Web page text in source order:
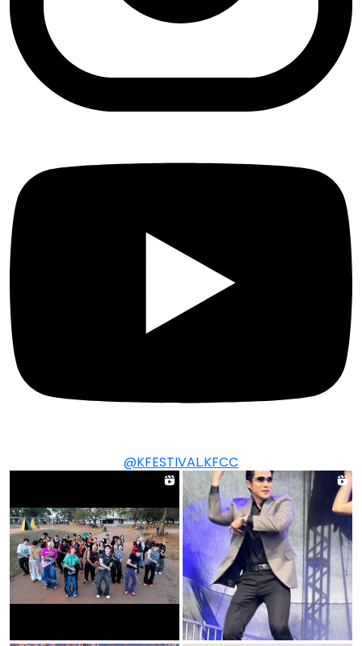
@KFESTIVAL.KFCC